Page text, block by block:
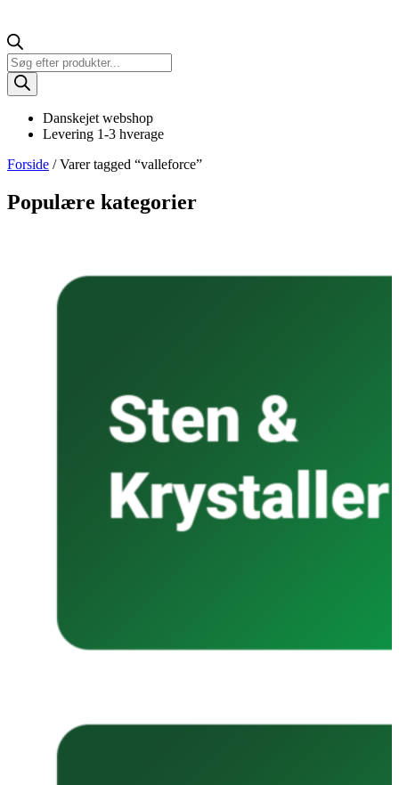
Products
search
Danskejet webshop
Levering 1-3 hverage
Forside / Varer tagged “valleforce”
Populære kategorier